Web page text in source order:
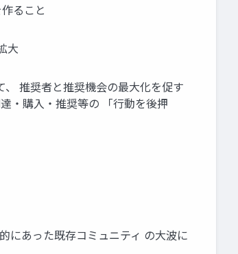
ること
大
推奨者と推奨機会の最大化を促す
・購入・推奨等の 「行動を後押
にあった既存コミュニティ の大波に